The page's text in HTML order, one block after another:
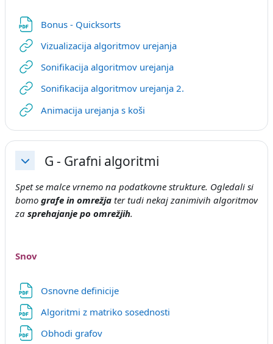
Bonus - Quicksorts
Vizualizacija algoritmov urejanjaURL
Sonifikacija algoritmov urejanjaURL
Sonifikacija algoritmov urejanja 2.URL
Animacija urejanja s košiURL
Skrči G - Grafni algoritmi
Spet se malce vrnemo na podatkovne strukture. Ogledali si
bomo grafe in omrežja ter tudi nekaj zanimivih algoritmov
za sprehajanje po omrežjih.
Snov
Osnovne definicije
Algoritmi z matriko sosednosti
Obhodi grafov